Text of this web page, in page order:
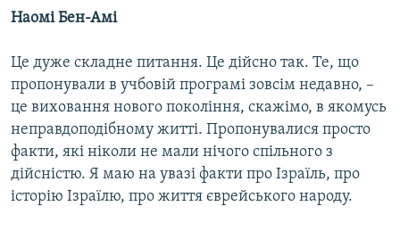
Наомі Бен-Амі
Це дуже складне питання. Це дійсно так. Те, що
пропонували в учбовій програмі зовсім недавно, –
це виховання нового покоління, скажімо, в якомусь
неправдоподібному житті. Пропонувалися просто
факти, які ніколи не мали нічого спільного з
дійсністю. Я маю на увазі факти про Ізраїль, про
історію Ізраїлю, про життя єврейського народу.